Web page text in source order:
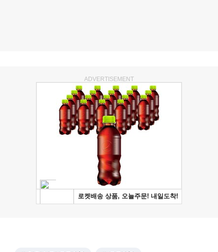
ADVERTISEMENT